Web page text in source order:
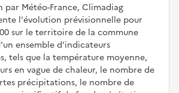
par Météo-France, Climadiag
l'évolution prévisionnelle pour
sur le territoire de la commune
ensemble d'indicateurs
tels que la température moyenne,
en vague de chaleur, le nombre de
précipitations, le nombre de